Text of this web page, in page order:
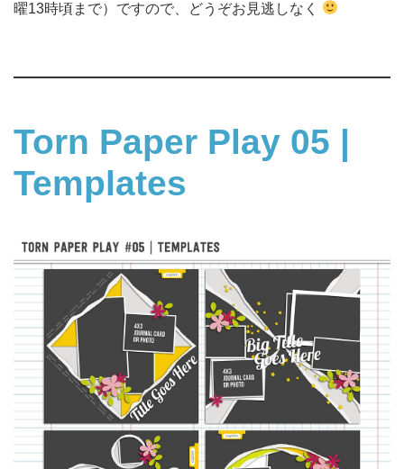
曜13時頃まで）ですので、どうぞお見逃しなく
Torn Paper Play 05 |
Templates